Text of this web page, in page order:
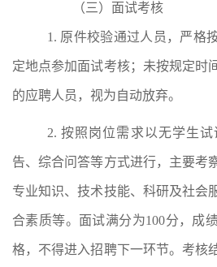
（三）面试考核
1. 原件校验通过人员，严格
定地点参加面试考核；未按规定时
的应聘人员，视为自动放弃。
2.按照岗位需求以无学生
告、综合问答等方式进行，主要考
专业知识、技术技能、科研及社会
合素质等。面试满分为100分，成
格，不得进入招聘下一环节。考核